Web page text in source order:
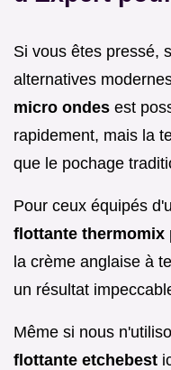
Si vous êtes pressé,
alternatives
micro ondes est
rapidement, mais la
que le pochage
Pour ceux équipés
flottante thermomix
la crème anglaise à
un résultat
Même si nous
flottante etchebest